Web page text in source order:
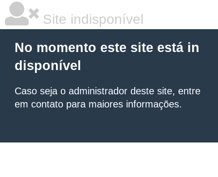
Site indisponível
No momento este site está in
disponível
Caso seja o administrador deste site, entre
em contato para maiores informações.